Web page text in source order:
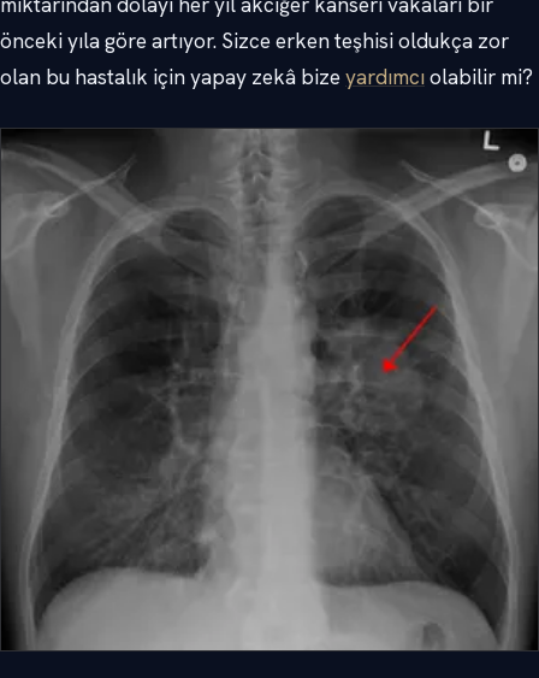
önceki yıla göre artıyor. Sizce erken teşhisi oldukça zor
olan bu hastalık için yapay zekâ bizeyardımcıolabilir mi?